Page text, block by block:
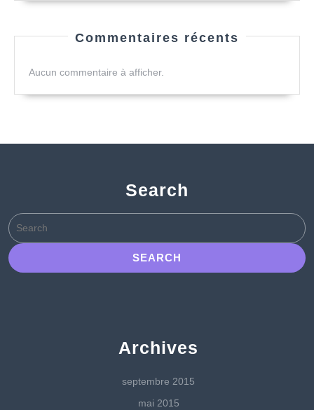
Commentaires récents
Aucun commentaire à afficher.
Search
Search
for:
Archives
septembre 2015
mai 2015